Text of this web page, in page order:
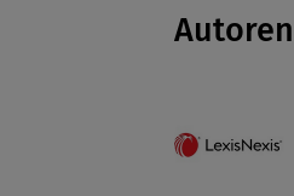
Autoren